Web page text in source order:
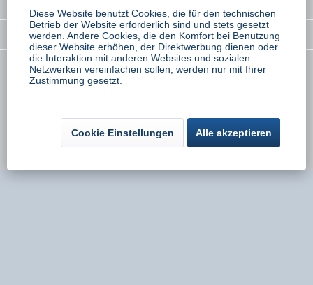
Newsletter
* Alle Preise inkl. gesetzl. Mehrwertsteuer zzgl.Versandkostenwenn nicht
Kontakt Versand und Zahlungsbedingungen
Widerrufsbelehrung Datenschutz AGB Impressum
Diese Website benutzt Cookies, die für den technischen
Betrieb der Website erforderlich sind und stets gesetzt
werden. Andere Cookies, die den Komfort bei Benutzung
dieser Website erhöhen, der Direktwerbung dienen oder
die Interaktion mit anderen Websites und sozialen
Netzwerken vereinfachen sollen, werden nur mit Ihrer
Zustimmung gesetzt.
Cookie Einstellungen Alle akzeptieren